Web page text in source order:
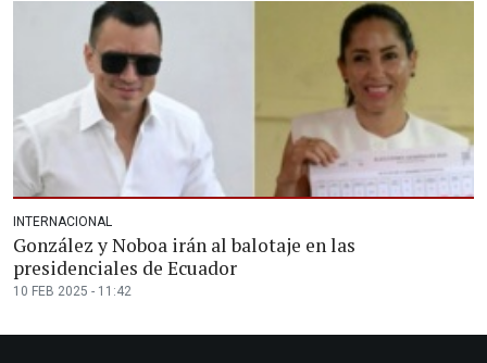
INTERNACIONAL
González y Noboa irán al balotaje en las
presidenciales de Ecuador
10 FEB 2025 - 11:42